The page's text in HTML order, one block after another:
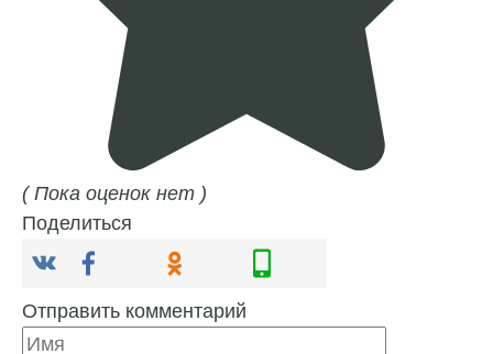
( Пока оценок нет )
Поделиться
Отправить комментарий
Имя